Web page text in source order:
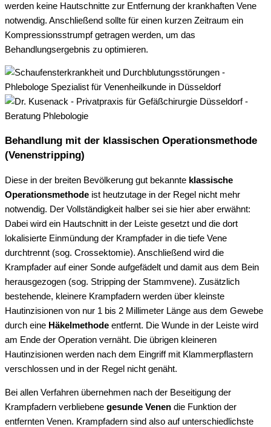
werden keine Hautschnitte zur Entfernung der krankhaften Vene
notwendig. Anschließend sollte für einen kurzen Zeitraum ein
Kompressionsstrumpf getragen werden, um das
Behandlungsergebnis zu optimieren.
Behandlung mit der klassischen Operationsmethode
(Venenstripping)
Diese in der breiten Bevölkerung gut bekannte klassische
Operationsmethode ist heutzutage in der Regel nicht mehr
notwendig. Der Vollständigkeit halber sei sie hier aber erwähnt:
Dabei wird ein Hautschnitt in der Leiste gesetzt und die dort
lokalisierte Einmündung der Krampfader in die tiefe Vene
durchtrennt (sog. Crossektomie). Anschließend wird die
Krampfader auf einer Sonde aufgefädelt und damit aus dem Bein
herausgezogen (sog. Stripping der Stammvene). Zusätzlich
bestehende, kleinere Krampfadern werden über kleinste
Hautinzisionen von nur 1 bis 2 Millimeter Länge aus dem Gewebe
durch eine Häkelmethode entfernt. Die Wunde in der Leiste wird
am Ende der Operation vernäht. Die übrigen kleineren
Hautinzisionen werden nach dem Eingriff mit Klammerpflastern
verschlossen und in der Regel nicht genäht.
Bei allen Verfahren übernehmen nach der Beseitigung der
Krampfadern verbliebene gesunde Venen die Funktion der
entfernten Venen. Krampfadern sind also auf unterschiedlichste